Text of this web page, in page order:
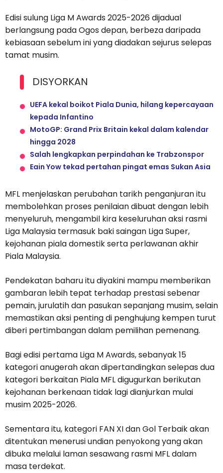
Edisi sulung Liga M Awards 2025-2026 dijadual
berlangsung pada Ogos depan, berbeza daripada
kebiasaan sebelum ini yang diadakan sejurus selepas
tamat musim.
DISYORKAN
UEFA kekal boikot Piala Dunia, hilang kepercayaan
kepada Infantino
MotoGP: Grand Prix Britain kekal dalam kalendar
hingga 2028
Salah lengkapkan perpindahan ke Trabzonspor
Eain Yow tekad pertahan pingat emas Sukan Asia
MFL menjelaskan perubahan tarikh penganjuran itu
membolehkan proses penilaian dibuat dengan lebih
menyeluruh, mengambil kira keseluruhan aksi rasmi
Liga Malaysia termasuk baki saingan Liga Super,
kejohanan piala domestik serta perlawanan akhir
Piala Malaysia.
Pendekatan baharu itu diyakini mampu memberikan
gambaran lebih tepat terhadap prestasi sebenar
pemain, jurulatih dan pasukan sepanjang musim, selain
memastikan aksi penting di penghujung kempen turut
diberi pertimbangan dalam pemilihan pemenang.
Bagi edisi pertama Liga M Awards, sebanyak 15
kategori anugerah akan dipertandingkan selepas dua
kategori berkaitan Piala MFL digugurkan berikutan
kejohanan berkenaan tidak lagi dianjurkan mulai
musim 2025-2026.
Sementara itu, kategori FAN XI dan Gol Terbaik akan
ditentukan menerusi undian penyokong yang akan
dibuka melalui laman sesawang rasmi MFL dalam
masa terdekat.